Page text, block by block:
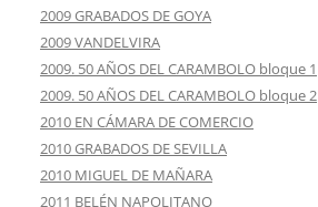
2009 GRABADOS DE GOYA
2009 VANDELVIRA
2009. 50 AÑOS DEL CARAMBOLO bloque 1
2009. 50 AÑOS DEL CARAMBOLO bloque 2
2010 EN CÁMARA DE COMERCIO
2010 GRABADOS DE SEVILLA
2010 MIGUEL DE MAÑARA
2011 BELÉN NAPOLITANO